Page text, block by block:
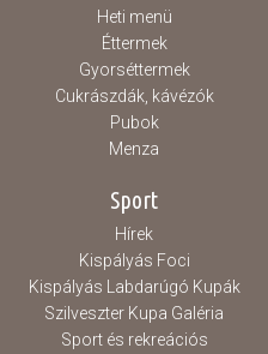
Heti menü
Éttermek
Gyorséttermek
Cukrászdák, kávézók
Pubok
Menza
Sport
Hírek
Kispályás Foci
Kispályás Labdarúgó Kupák
Szilveszter Kupa Galéria
Sport és rekreációs